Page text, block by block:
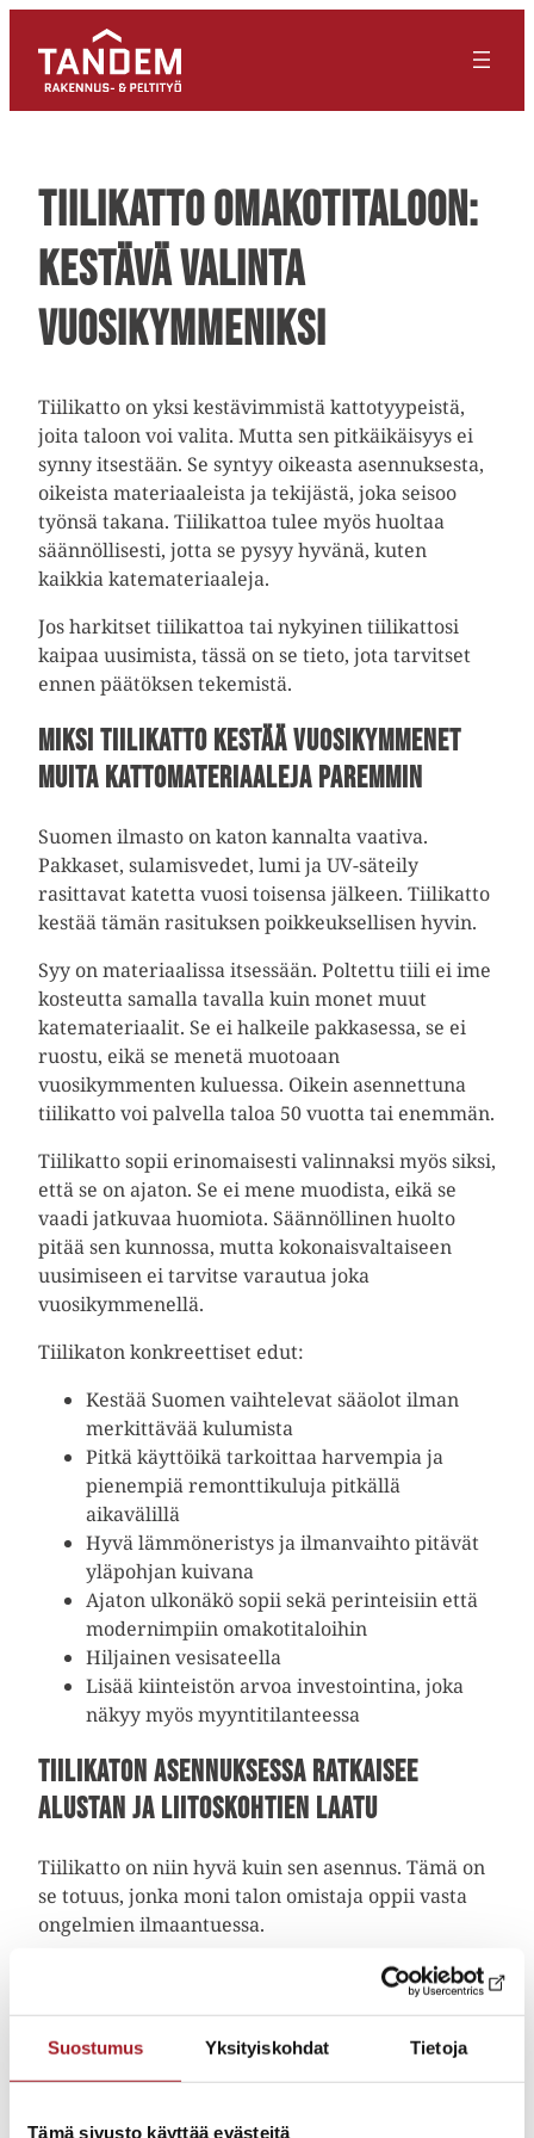
Suostumus Yksityiskohdat Tietoja
Tämä sivusto käyttää evästeitä
Tiilikatto omakotitaloon:
kestävä valinta
vuosikymmeniksi
Tiilikatto on yksi kestävimmistä kattotyypeistä,
joita taloon voi valita. Mutta sen pitkäikäisyys ei
synny itsestään. Se syntyy oikeasta asennuksesta,
oikeista materiaaleista ja tekijästä, joka seisoo
työnsä takana. Tiilikattoa tulee myös huoltaa
säännöllisesti, jotta se pysyy hyvänä, kuten
kaikkia katemateriaaleja.
Jos harkitset tiilikattoa tai nykyinen tiilikattosi
kaipaa uusimista, tässä on se tieto, jota tarvitset
ennen päätöksen tekemistä.
Miksi tiilikatto kestää vuosikymmenet
muita kattomateriaaleja paremmin
Suomen ilmasto on katon kannalta vaativa.
Pakkaset, sulamisvedet, lumi ja UV-säteily
rasittavat katetta vuosi toisensa jälkeen. Tiilikatto
kestää tämän rasituksen poikkeuksellisen hyvin.
Syy on materiaalissa itsessään. Poltettu tiili ei ime
kosteutta samalla tavalla kuin monet muut
katemateriaalit. Se ei halkeile pakkasessa, se ei
ruostu, eikä se menetä muotoaan
vuosikymmenten kuluessa. Oikein asennettuna
tiilikatto voi palvella taloa 50 vuotta tai enemmän.
Tiilikatto sopii erinomaisesti valinnaksi myös siksi,
että se on ajaton. Se ei mene muodista, eikä se
vaadi jatkuvaa huomiota. Säännöllinen huolto
pitää sen kunnossa, mutta kokonaisvaltaiseen
uusimiseen ei tarvitse varautua joka
vuosikymmenellä.
Tiilikaton konkreettiset edut:
Kestää Suomen vaihtelevat sääolot ilman
merkittävää kulumista
Pitkä käyttöikä tarkoittaa harvempia ja
pienempiä remonttikuluja pitkällä
aikavälillä
Hyvä lämmöneristys ja ilmanvaihto pitävät
yläpohjan kuivana
Ajaton ulkonäkö sopii sekä perinteisiin että
modernimpiin omakotitaloihin
Hiljainen vesisateella
Lisää kiinteistön arvoa investointina, joka
näkyy myös myyntitilanteessa
Tiilikaton asennuksessa ratkaisee
alustan ja liitoskohtien laatu
Tiilikatto on niin hyvä kuin sen asennus. Tämä on
se totuus, jonka moni talon omistaja oppii vasta
ongelmien ilmaantuessa.
Suurin osa tiilikaton ongelmista ei johdu itse
tiilistä. Ne johtuvat alusrakenteesta, pellityksistä
kosteuden rakenteisiin. Puutteelliset pellitykset
vuotavat läpivientien kohdalta.